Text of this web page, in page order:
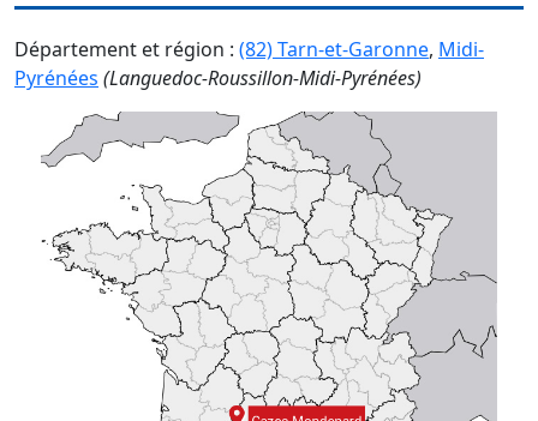
Département et région : (82) Tarn-et-Garonne, Midi-
Pyrénées (Languedoc-Roussillon-Midi-Pyrénées)